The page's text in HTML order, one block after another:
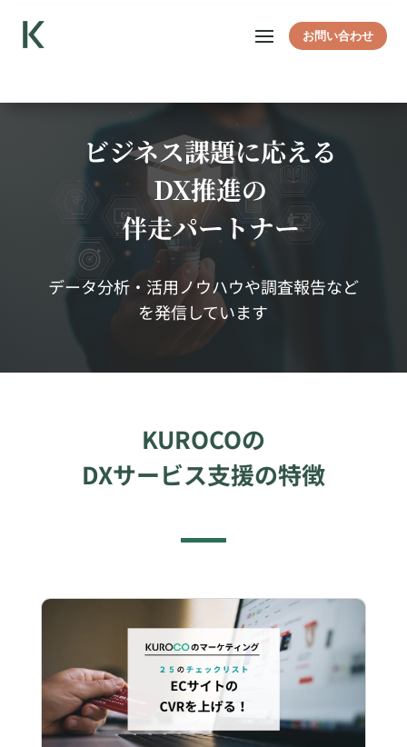
お問い合わせ
ビジネス課題に応える
DX推進の
伴走パートナー
データ分析・活用ノウハウや調査報告など
を発信しています
KUROCOの
DXサービス支援の特徴